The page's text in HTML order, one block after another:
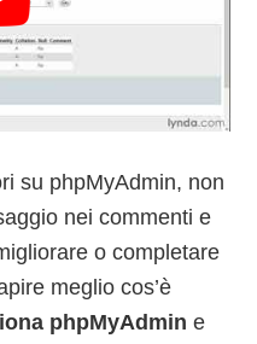
su phpMyAdmin, non
nei commenti e
o completare
meglio cos’è
phpMyAdmin e